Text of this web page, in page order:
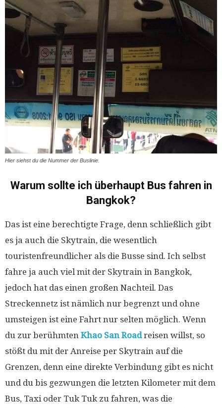
Hier siehst du die Nummer der Buslinie.
Warum sollte ich überhaupt Bus fahren in
Bangkok?
Das ist eine berechtigte Frage, denn schließlich gibt
es ja auch die Skytrain, die wesentlich
touristenfreundlicher als die Busse sind. Ich selbst
fahre ja auch viel mit der Skytrain in Bangkok,
jedoch hat das einen großen Nachteil. Das
Streckennetz ist nämlich nur begrenzt und ohne
umsteigen ist eine Fahrt nur selten möglich. Wenn
du zur berühmten Khao San Roadreisen willst, so
stößt du mit der Anreise per Skytrain auf die
Grenzen, denn eine direkte Verbindung gibt es nicht
und du bis gezwungen die letzten Kilometer mit dem
Bus, Taxi oder Tuk Tuk zu fahren, was die